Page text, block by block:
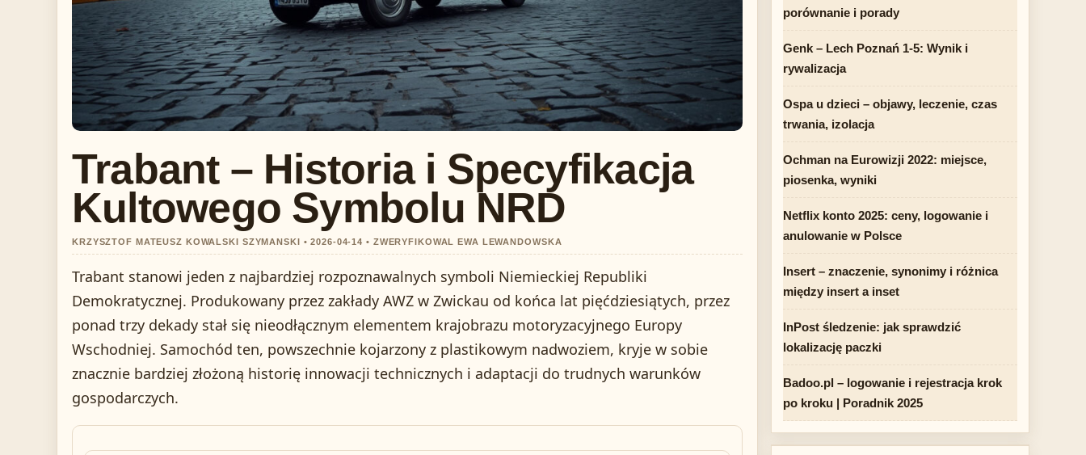
Trabant – Historia i Specyfikacja
Kultowego Symbolu NRD
KRZYSZTOF MATEUSZ KOWALSKI SZYMANSKI • 2026-04-14 • ZWERYFIKOWAL EWA LEWANDOWSKA
Trabant stanowi jeden z najbardziej rozpoznawalnych symboli Niemieckiej Republiki
Demokratycznej. Produkowany przez zakłady AWZ w Zwickau od końca lat pięćdziesiątych, przez
ponad trzy dekady stał się nieodłącznym elementem krajobrazu motoryzacyjnego Europy
Wschodniej. Samochód ten, powszechnie kojarzony z plastikowym nadwoziem, kryje w sobie
znacznie bardziej złożoną historię innowacji technicznych i adaptacji do trudnych warunków
gospodarczych.
porównanie i porady
Genk – Lech Poznań 1-5: Wynik i
rywalizacja
Ospa u dzieci – objawy, leczenie, czas
trwania, izolacja
Ochman na Eurowizji 2022: miejsce,
piosenka, wyniki
Netflix konto 2025: ceny, logowanie i
anulowanie w Polsce
Insert – znaczenie, synonimy i różnica
między insert a inset
InPost śledzenie: jak sprawdzić
lokalizację paczki
Badoo.pl – logowanie i rejestracja krok
po kroku | Poradnik 2025